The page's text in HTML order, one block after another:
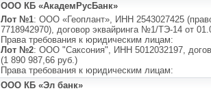
ООО КБ «АкадемРусБанк»
Лот №1: ООО «Геоплант», ИНН 2543027425
7718942970), договор эквайринга №1/ТЭ-14 от
Права требования к юридическим лицам:
Лот №2: ООО "Саксония", ИНН 5012032197,
(1 890 987,66 руб.)
Права требования к юридическим лицам:
ООО КБ «Эл банк»